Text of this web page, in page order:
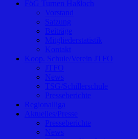
FöG Turnen Haßloch
Vorstand
Satzung
Beiträge
Mitgliederstatistik
Kontakt
Koop. Schule/Verein JTFO
JTFO
News
TSG/Schillerschule
Presseberichte
Regionalliga
Aktuelles/Presse
Presseberichte
News